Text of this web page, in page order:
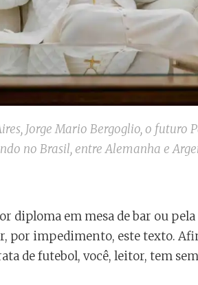
Jorge Mario Bergoglio, o futuro
no Brasil, entre Alemanha e
diploma em mesa de bar ou
por impedimento, este texto.
de futebol, você, leitor, tem